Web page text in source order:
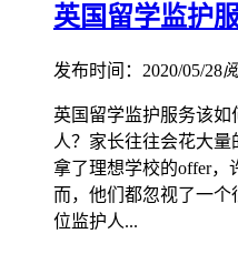
英国留学监护
发布时间：2020/05/28
英国留学监护服务该
人？家长往往会花大
拿了理想学校的offer，
而，他们都忽视了一
位监护人...